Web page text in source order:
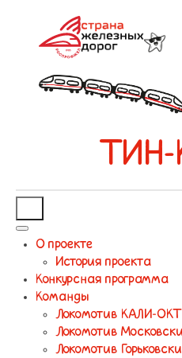
О проекте
История проекта
Конкурсная программа
Команды
Локомотив КАЛИ-ОКТ
Локомотив
Локомотив